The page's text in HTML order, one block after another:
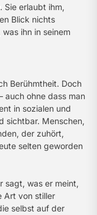
Sie erlaubt ihm,
Blick nichts
ihn in seinem
Berühmtheit. Doch
auch ohne dass man
in sozialen und
sichtbar. Menschen,
der zuhört,
selten geworden
sagt, was er meint,
Art von stiller
selbst auf der